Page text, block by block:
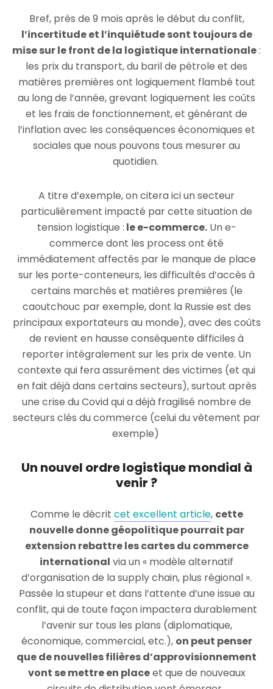
Bref, près de 9 mois après le début du conflit,
l’incertitude et l’inquiétude sont toujours de
mise sur le front de la logistique internationale:
les prix du transport, du baril de pétrole et des
matières premières ont logiquement flambé tout
au long de l’année, grevant logiquement les coûts
et les frais de fonctionnement, et générant de
l’inflation avec les conséquences économiques et
sociales que nous pouvons tous mesurer au
quotidien.
A titre d’exemple, on citera ici un secteur
particulièrement impacté par cette situation de
tension logistique : le e-commerce.Un e-
commerce dont les process ont été
immédiatement affectés par le manque de place
sur les porte-conteneurs, les difficultés d’accès à
certains marchés et matières premières (le
caoutchouc par exemple, dont la Russie est des
principaux exportateurs au monde), avec des coûts
de revient en hausse conséquente difficiles à
reporter intégralement sur les prix de vente. Un
contexte qui fera assurément des victimes (et qui
en fait déjà dans certains secteurs), surtout après
une crise du Covid qui a déjà fragilisé nombre de
secteurs clés du commerce (celui du vêtement par
exemple)
Un nouvel ordre logistique mondial à
venir ?
Comme le décrit cet excellent article, cette
nouvelle donne géopolitique pourrait par
extension rebattre les cartes du commerce
international via un « modèle alternatif
d’organisation de la supply chain, plus régional ».
Passée la stupeur et dans l’attente d’une issue au
conflit, qui de toute façon impactera durablement
l’avenir sur tous les plans (diplomatique,
économique, commercial, etc.), on peut penser
que de nouvelles filières d’approvisionnement
vont se mettre en placeet que de nouveaux